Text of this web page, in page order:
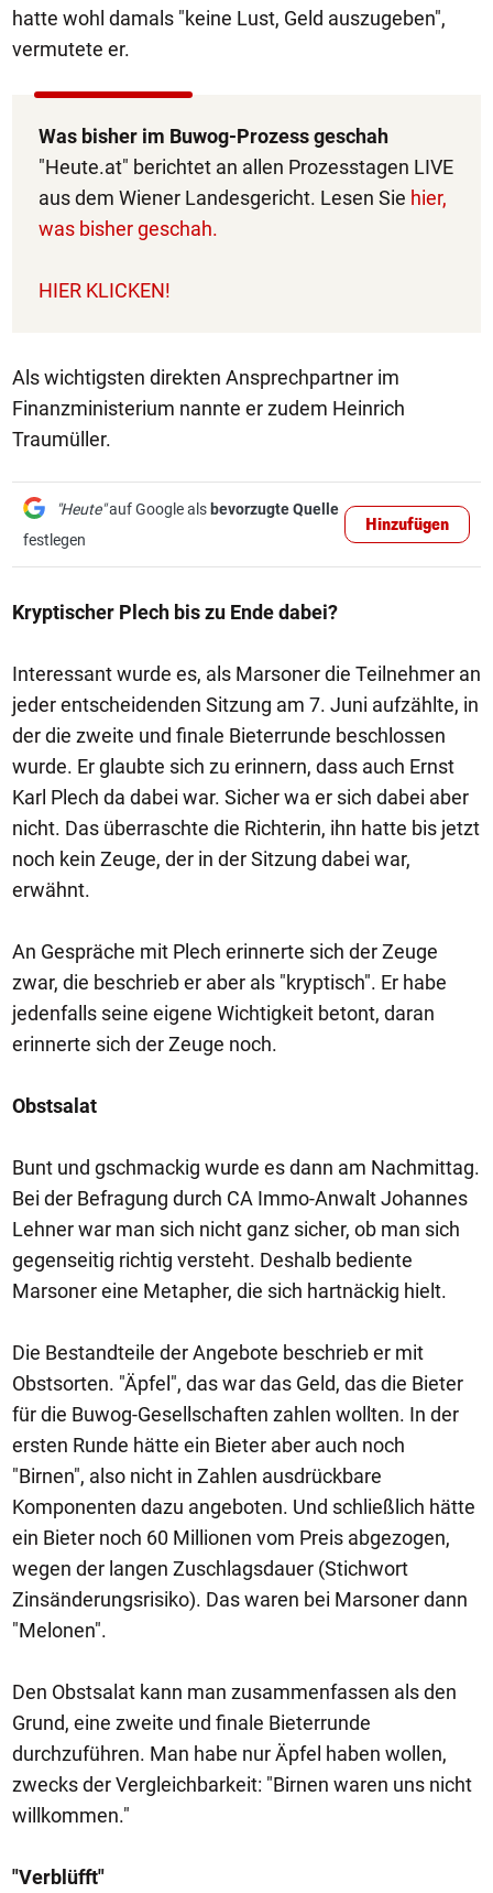
hatte wohl damals "keine Lust, Geld auszugeben",
vermutete er.
Was bisher im Buwog-Prozess geschah
"Heute.at" berichtet an allen Prozesstagen LIVE
aus dem Wiener Landesgericht. Lesen Sie hier,
was bisher geschah.
HIER KLICKEN!
Als wichtigsten direkten Ansprechpartner im
Finanzministerium nannte er zudem Heinrich
Traumüller.
"Heute"auf Google als bevorzugte Quelle
festlegen
Hinzufügen
Kryptischer Plech bis zu Ende dabei?
Interessant wurde es, als Marsoner die Teilnehmer an
jeder entscheidenden Sitzung am 7. Juni aufzählte, in
der die zweite und finale Bieterrunde beschlossen
wurde. Er glaubte sich zu erinnern, dass auch Ernst
Karl Plech da dabei war. Sicher wa er sich dabei aber
nicht. Das überraschte die Richterin, ihn hatte bis jetzt
noch kein Zeuge, der in der Sitzung dabei war,
erwähnt.
An Gespräche mit Plech erinnerte sich der Zeuge
zwar, die beschrieb er aber als "kryptisch". Er habe
jedenfalls seine eigene Wichtigkeit betont, daran
erinnerte sich der Zeuge noch.
Obstsalat
Bunt und gschmackig wurde es dann am Nachmittag.
Bei der Befragung durch CA Immo-Anwalt Johannes
Lehner war man sich nicht ganz sicher, ob man sich
gegenseitig richtig versteht. Deshalb bediente
Marsoner eine Metapher, die sich hartnäckig hielt.
Die Bestandteile der Angebote beschrieb er mit
Obstsorten. "Äpfel", das war das Geld, das die Bieter
für die Buwog-Gesellschaften zahlen wollten. In der
ersten Runde hätte ein Bieter aber auch noch
"Birnen", also nicht in Zahlen ausdrückbare
Komponenten dazu angeboten. Und schließlich hätte
ein Bieter noch 60 Millionen vom Preis abgezogen,
wegen der langen Zuschlagsdauer (Stichwort
Zinsänderungsrisiko). Das waren bei Marsoner dann
"Melonen".
Den Obstsalat kann man zusammenfassen als den
Grund, eine zweite und finale Bieterrunde
durchzuführen. Man habe nur Äpfel haben wollen,
zwecks der Vergleichbarkeit: "Birnen waren uns nicht
willkommen."
"Verblüfft"